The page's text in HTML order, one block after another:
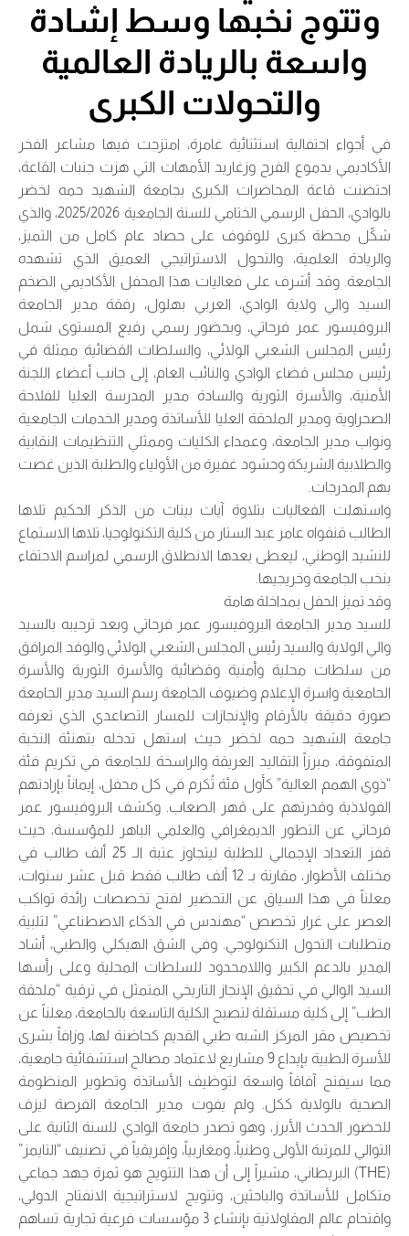
وتتوج نخبها وسط إشادة
واسعة بالريادة العالمية
والتحولات الكبرى
في أجواء احتفالية استثنائية غامرة، امتزجت فيها مشاعر الفخر
الأكاديمي بدموع الفرح وزغاريد الأمهات التي هزت جنبات القاعة،
احتضنت قاعة المحاضرات الكبرى بجامعة الشهيد حمه لخضر
بالوادي، الحفل الرسمي الختامي للسنة الجامعية 2025/2026، والذي
شكّل محطة كبرى للوقوف على حصاد عام كامل من التميز،
والريادة العلمية، والتحول الاستراتيجي العميق الذي تشهده
الجامعة. وقد أشرف على فعاليات هذا المحفل الأكاديمي الضخم
السيد والي ولاية الوادي، العربي بهلول، رفقة مدير الجامعة
البروفيسور عمر فرحاتي، وبحضور رسمي رفيع المستوى شمل
رئيس المجلس الشعبي الولائي، والسلطات القضائية ممثلة في
رئيس مجلس قضاء الوادي والنائب العام، إلى جانب أعضاء اللجنة
الأمنية، والأسرة الثورية والسادة مدير المدرسة العليا للفلاحة
الصحراوية ومدير الملحقة العليا للأساتذة ومدير الخدمات الجامعية
ونواب مدير الجامعة، وعمداء الكليات وممثلي التنظيمات النقابية
والطلابية الشريكة وحشود غفيرة من الأولياء والطلبة الذين غصت
بهم المدرجات.
واستهلت الفعاليات بتلاوة آيات بينات من الذكر الحكيم تلاها
الطالب قنفواه عامر عبد الستار من كلية التكنولوجيا، تلاها الاستماع
للنشيد الوطني، ليعطى بعدها الانطلاق الرسمي لمراسم الاحتفاء
بنخب الجامعة وخريجيها.
وقد تميز الحفل بمداخلة هامة
للسيد مدير الجامعة البروفيسور عمر فرحاتي وبعد ترحيبه بالسيد
والي الولاية والسيد رئيس المجلس الشعبي الولائي والوفد المرافق
من سلطات محلية وأمنية وقضائية والأسرة الثورية والأسرة
الجامعية واسرة الإعلام وضيوف الجامعة رسم السيد مدير الجامعة
صورة دقيقة بالأرقام والإنجازات للمسار التصاعدي الذي تعرفه
جامعة الشهيد حمه لخضر حيث استهل تدخله بتهنئة النخبة
المتفوقة، مبرزاً التقاليد العريقة والراسخة للجامعة في تكريم فئة
“ذوي الهمم العالية” كأول فئة تُكرم في كل محفل، إيماناً بإرادتهم
الفولاذية وقدرتهم على قهر الصعاب. وكشف البروفيسور عمر
فرحاتي عن التطور الديمغرافي والعلمي الباهر للمؤسسة، حيث
قفز التعداد الإجمالي للطلبة ليتجاوز عتبة الـ 25 ألف طالب في
مختلف الأطوار، مقارنة بـ 12 ألف طالب فقط قبل عشر سنوات،
معلناً في هذا السياق عن التحضير لفتح تخصصات رائدة تواكب
العصر على غرار تخصص “مهندس في الذكاء الاصطناعي” لتلبية
متطلبات التحول التكنولوجي. وفي الشق الهيكلي والطبي، أشاد
المدير بالدعم الكبير واللامحدود للسلطات المحلية وعلى رأسها
السيد الوالي في تحقيق الإنجاز التاريخي المتمثل في ترقية “ملحقة
الطب” إلى كلية مستقلة لتصبح الكلية التاسعة بالجامعة، معلناً عن
تخصيص مقر المركز الشبه طبي القديم كحاضنة لها، وزافاً بشرى
للأسرة الطبية بإيداع 9 مشاريع لاعتماد مصالح استشفائية جامعية،
مما سيفتح آفاقاً واسعة لتوظيف الأساتذة وتطوير المنظومة
الصحية بالولاية ككل. ولم يفوت مدير الجامعة الفرصة ليزف
للحضور الحدث الأبرز، وهو تصدر جامعة الوادي للسنة الثانية على
التوالي للمرتبة الأولى وطنياً، ومغاربياً، وإفريقياً في تصنيف “التايمز”
(THE) البريطاني، مشيراً إلى أن هذا التتويج هو ثمرة جهد جماعي
متكامل للأساتذة والباحثين، وتتويج لاستراتيجية الانفتاح الدولي،
واقتحام عالم المقاولاتية بإنشاء 3 مؤسسات فرعية تجارية تساهم